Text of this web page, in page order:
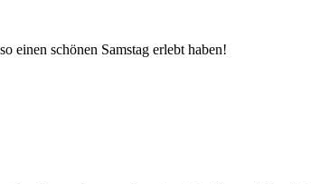
einen schönen Samstag erlebt haben!